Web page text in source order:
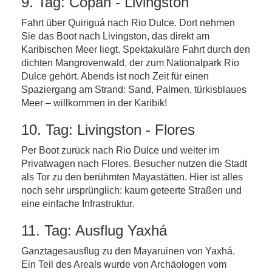
Fahrt über Quiriguá nach Rio Dulce. Dort nehmen
Sie das Boot nach Livingston, das direkt am
Karibischen Meer liegt. Spektakuläre Fahrt durch den
dichten Mangrovenwald, der zum Nationalpark Rio
Dulce gehört. Abends ist noch Zeit für einen
Spaziergang am Strand: Sand, Palmen, türkisblaues
Meer – willkommen in der Karibik!
10. Tag: Livingston - Flores
Per Boot zurück nach Rio Dulce und weiter im
Privatwagen nach Flores. Besucher nutzen die Stadt
als Tor zu den berühmten Mayastätten. Hier ist alles
noch sehr ursprünglich: kaum geteerte Straßen und
eine einfache Infrastruktur.
11. Tag: Ausflug Yaxhá
Ganztagesausflug zu den Mayaruinen von Yaxhá.
Ein Teil des Areals wurde von Archäologen vom